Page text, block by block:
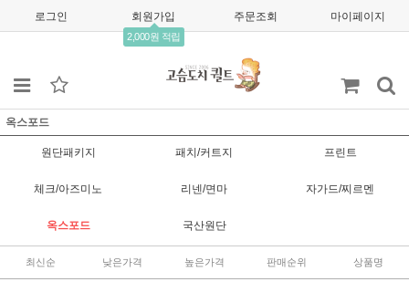
로그인 회원가입
2,000원 적립
주문조회 마이페이지
옥스포드
원단패키지 패치/커트지 프린트
체크/아즈미노 리넨/면마 자가드/찌르멘
옥스포드 국산원단
최신순 낮은가격 높은가격 판매순위 상품명